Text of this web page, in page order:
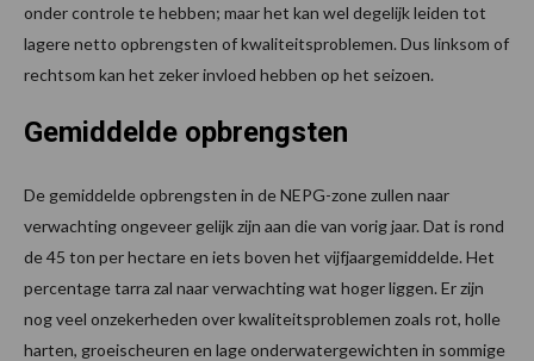
onder controle te hebben; maar het kan wel degelijk leiden tot
lagere netto opbrengsten of kwaliteitsproblemen. Dus linksom of
rechtsom kan het zeker invloed hebben op het seizoen.
Gemiddelde opbrengsten
De gemiddelde opbrengsten in de NEPG-zone zullen naar
verwachting ongeveer gelijk zijn aan die van vorig jaar. Dat is rond
de 45 ton per hectare en iets boven het vijfjaargemiddelde. Het
percentage tarra zal naar verwachting wat hoger liggen. Er zijn
nog veel onzekerheden over kwaliteitsproblemen zoals rot, holle
harten, groeischeuren en lage onderwatergewichten in sommige